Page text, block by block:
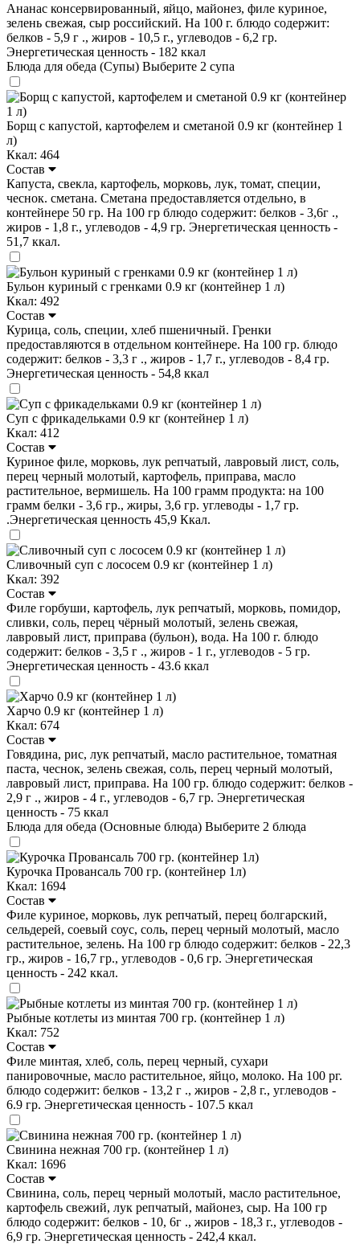
Ананас консервированный, яйцо, майонез, филе куриное,
зелень свежая, сыр российский. На 100 г. блюдо содержит:
белков - 5,9 г ., жиров - 10,5 г., углеводов - 6,2 гр.
Энергетическая ценность - 182 ккал
Блюда для обеда (Супы) Выберите 2 супа
Борщ с капустой, картофелем и сметаной 0.9 кг (контейнер 1
л)
Ккал: 464
Состав
Капуста, свекла, картофель, морковь, лук, томат, специи,
чеснок. сметана. Сметана предоставляется отдельно, в
контейнере 50 гр. На 100 гр блюдо содержит: белков - 3,6г .,
жиров - 1,8 г., углеводов - 4,9 гр. Энергетическая ценность -
51,7 ккал.
Бульон куриный с гренками 0.9 кг (контейнер 1 л)
Ккал: 492
Состав
Курица, соль, специи, хлеб пшеничный. Гренки
предоставляются в отдельном контейнере. На 100 гр. блюдо
содержит: белков - 3,3 г ., жиров - 1,7 г., углеводов - 8,4 гр.
Энергетическая ценность - 54,8 ккал
Суп с фрикадельками 0.9 кг (контейнер 1 л)
Ккал: 412
Состав
Куриное филе, морковь, лук репчатый, лавровый лист, соль,
перец черный молотый, картофель, приправа, масло
растительное, вермишель. На 100 грамм продукта: на 100
грамм белки - 3,6 гр., жиры, 3,6 гр. углеводы - 1,7 гр.
.Энергетическая ценность 45,9 Ккал.
Сливочный суп с лососем 0.9 кг (контейнер 1 л)
Ккал: 392
Состав
Филе горбуши, картофель, лук репчатый, морковь, помидор,
сливки, соль, перец чёрный молотый, зелень свежая,
лавровый лист, приправа (бульон), вода. На 100 г. блюдо
содержит: белков - 3,5 г ., жиров - 1 г., углеводов - 5 гр.
Энергетическая ценность - 43.6 ккал
Харчо 0.9 кг (контейнер 1 л)
Ккал: 674
Состав
Говядина, рис, лук репчатый, масло растительное, томатная
паста, чеснок, зелень свежая, соль, перец черный молотый,
лавровый лист, приправа. На 100 гр. блюдо содержит: белков -
2,9 г ., жиров - 4 г., углеводов - 6,7 гр. Энергетическая
ценность - 75 ккал
Блюда для обеда (Основные блюда) Выберите 2 блюда
Курочка Провансаль 700 гр. (контейнер 1л)
Ккал: 1694
Состав
Филе куриное, морковь, лук репчатый, перец болгарский,
сельдерей, соевый соус, соль, перец черный молотый, масло
растительное, зелень. На 100 гр блюдо содержит: белков - 22,3
гр., жиров - 16,7 гр., углеводов - 0,6 гр. Энергетическая
ценность - 242 ккал.
Рыбные котлеты из минтая 700 гр. (контейнер 1 л)
Ккал: 752
Состав
Филе минтая, хлеб, соль, перец черный, сухари
панировочные, масло растительное, яйцо, молоко. На 100 рг.
блюдо содержит: белков - 13,2 г ., жиров - 2,8 г., углеводов -
6.9 гр. Энергетическая ценность - 107.5 ккал
Свинина нежная 700 гр. (контейнер 1 л)
Ккал: 1696
Состав
Свинина, соль, перец черный молотый, масло растительное,
картофель свежий, лук репчатый, майонез, сыр. На 100 гр
блюдо содержит: белков - 10, 6г ., жиров - 18,3 г., углеводов -
6,9 гр. Энергетическая ценность - 242,4 ккал.